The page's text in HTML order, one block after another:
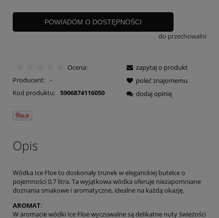
POWIADOM O DOSTĘPNOŚCI
do przechowalni
Ocena:
Producent: -
Kod produktu: 5906874116050
zapytaj o produkt
poleć znajomemu
dodaj opinię
Opis
Wódka Ice Floe to doskonały trunek w eleganckiej butelce o
pojemności 0,7 litra. Ta wyjątkowa wódka oferuje niezapomniane
doznania smakowe i aromatyczne, idealne na każdą okazję.
AROMAT:
W aromacie wódki Ice Floe wyczuwalne są delikatne nuty świeżości